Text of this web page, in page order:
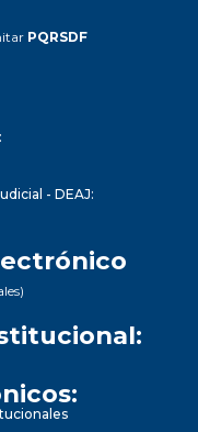
PQRSDF
- DEAJ: